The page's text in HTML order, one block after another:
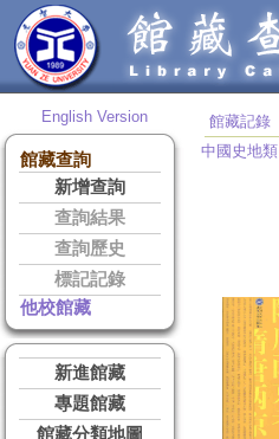
English Version
館藏查詢
新增查詢
查詢結果
查詢歷史
標記記錄
他校館藏
新進館藏
專題館藏
館藏分類地圖
館藏記錄
中國史地類